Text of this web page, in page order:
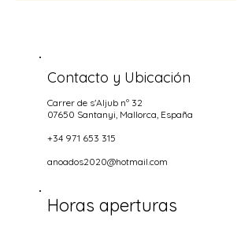
Contacto y Ubicación
Carrer de s'Aljub nº 32
07650 Santanyi, Mallorca, España
+34 971 653 315
anoados2020@hotmail.com
Horas aperturas